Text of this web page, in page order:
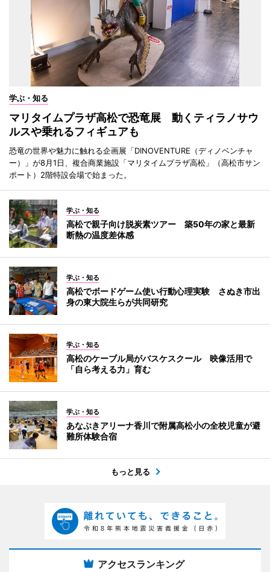
学ぶ・知る
マリタイムプラザ高松で恐竜展 動くティラノサウ
ルスや乗れるフィギュアも
恐竜の世界や魅力に触れる企画展「DINOVENTURE（ディノベンチャ
ー）」が8月1日、複合商業施設「マリタイムプラザ高松」（高松市サン
ポート）2階特設会場で始まった。
学ぶ・知る
高松で親子向け脱炭素ツアー 築50年の家と最新
断熱の温度差体感
学ぶ・知る
高松でボードゲーム使い行動心理実験 さぬき市出
身の東大院生らが共同研究
学ぶ・知る
高松のケーブル局がバスケスクール 映像活用で
「自ら考える力」育む
学ぶ・知る
あなぶきアリーナ香川で附属高松小の全校児童が避
難所体験合宿
もっと見る
アクセスランキング